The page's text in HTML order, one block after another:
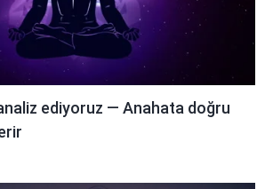
ediyoruz — Anahata doğru